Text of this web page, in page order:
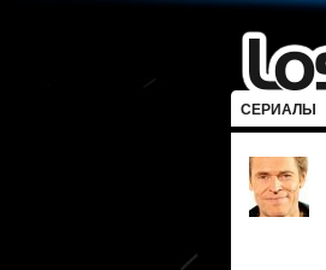
СЕРИАЛЫ